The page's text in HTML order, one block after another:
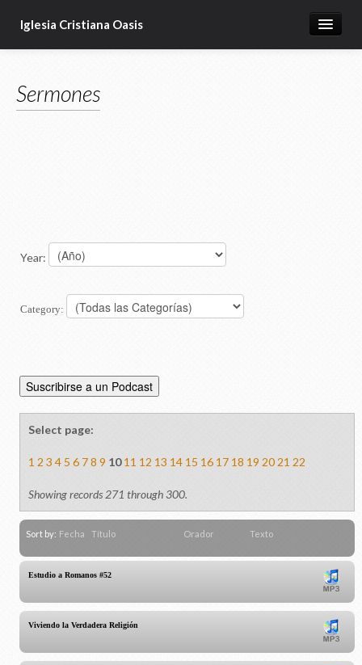
Iglesia Cristiana Oasis
Sermones
Articulos de Edificacion
Sermones
Year:
Category:
Select page:
1 2 3 4 5 6 78 9 10 11 12 13 14 15 16 17 18 19 20 21 22
Showing records 271 through 300.
Sort by: Fecha Título Orador Texto
Estudio a Romanos #52
Viviendo la Verdadera Religión